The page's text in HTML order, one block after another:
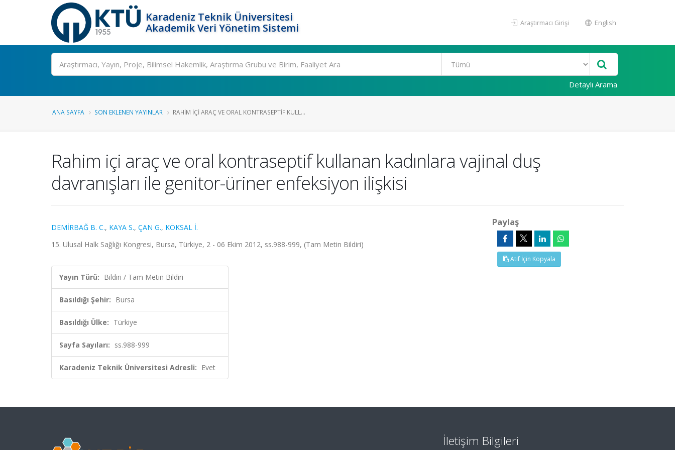
Karadeniz Teknik Üniversitesi
Akademik Veri Yönetim Sistemi
Araştırmacı Girişi English
Ara
Detaylı Arama
ANA SAYFA SON EKLENEN YAYINLAR RAHIM IÇI ARAÇ VE ORAL KONTRASEPTIF KULL...
Rahim içi araç ve oral kontraseptif kullanan kadınlara vajinal duş
davranışları ile genitor-üriner enfeksiyon ilişkisi
DEMİRBAĞ B. C., KAYA S., ÇAN G., KÖKSAL İ.
15. Ulusal Halk Sağlığı Kongresi, Bursa, Türkiye, 2 - 06 Ekim 2012, ss.988-999, (Tam Metin Bildiri)
Yayın Türü: Bildiri / Tam Metin Bildiri
Basıldığı Şehir: Bursa
Basıldığı Ülke: Türkiye
Sayfa Sayıları: ss.988-999
Karadeniz Teknik Üniversitesi Adresli: Evet
Paylaş
Atıf İçin Kopyala
İletişim Bilgileri